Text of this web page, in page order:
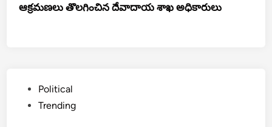
ఆక్రమణలు తొలగించిన దేవాదాయ శాఖ అధికారులు
PostedPolitical
Trending